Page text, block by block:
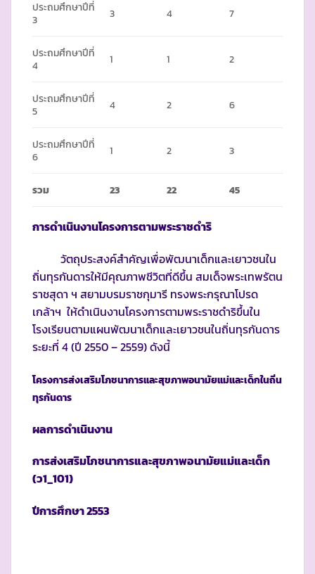
ประถมศึกษาปีที่
3
3 4 7
ประถมศึกษาปีที่
4
1 1 2
ประถมศึกษาปีที่
5
4 2 6
ประถมศึกษาปีที่
6
1 2 3
รวม 23 22 45
การดำเนินงานโครงการตามพระราชดำริ
วัตถุประสงค์สำคัญเพื่อพัฒนาเด็กและเยาวชนใน
ถิ่นทุรกันดารให้มีคุณภาพชีวิตที่ดีขึ้น สมเด็จพระเทพรัตน
ราชสุดา ฯ สยามบรมราชกุมารี ทรงพระกรุณาโปรด
เกล้าฯ ให้ดำเนินงานโครงการตามพระราชดำริขึ้นใน
โรงเรียนตามแผนพัฒนาเด็กและเยาวชนในถิ่นทุรกันดาร
ระยะที่ 4 (ปี 2550 – 2559) ดังนี้
โครงการส่งเสริมโภชนาการและสุขภาพอนามัยแม่และเด็กในถิ่น
ทุรกันดาร
ผลการดำเนินงาน
การส่งเสริมโภชนาการและสุขภาพอนามัยแม่และเด็ก
(ว1_101)
ปีการศึกษา2553